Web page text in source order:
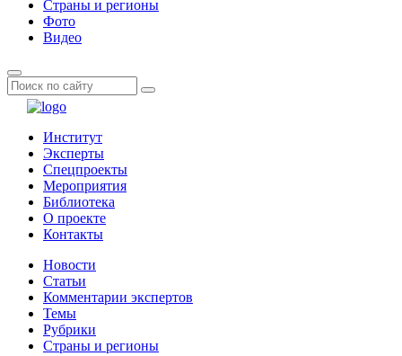
Страны и регионы
Фото
Видео
Институт
Эксперты
Спецпроекты
Мероприятия
Библиотека
О проекте
Контакты
Новости
Статьи
Комментарии экспертов
Темы
Рубрики
Страны и регионы